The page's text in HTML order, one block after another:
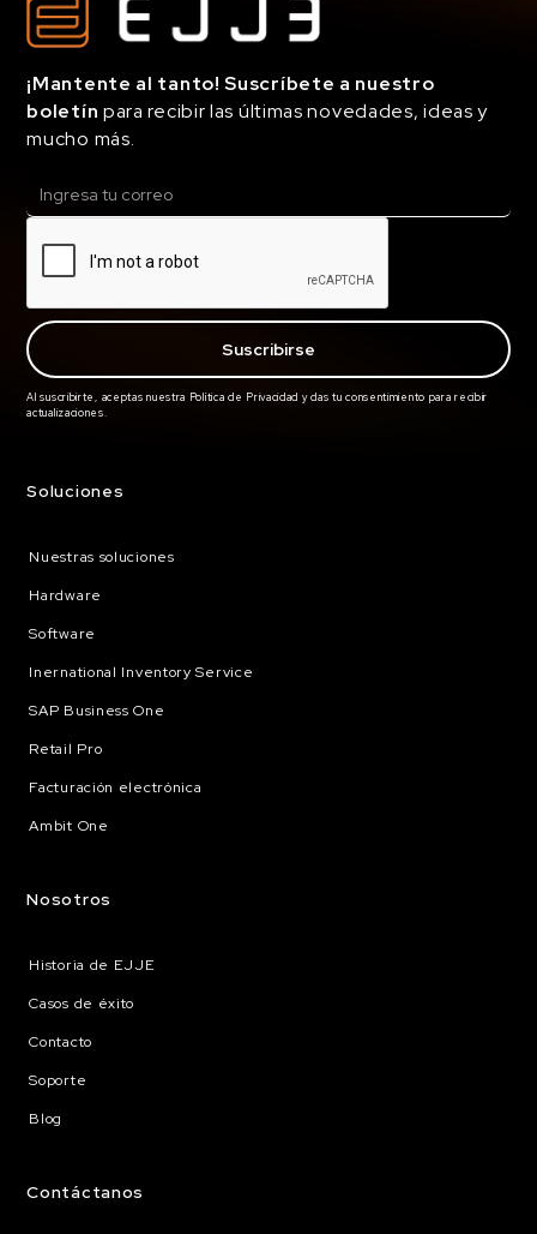
¡Mantente al tanto! Suscríbete a nuestro
boletín para recibir las últimas novedades, ideas y
mucho más.
Al suscribirte, aceptas nuestra Política de Privacidad y das tu consentimiento para recibir
actualizaciones.
Soluciones
Nuestras soluciones
Hardware
Software
Inernational Inventory Service
SAP Business One
Retail Pro
Facturación electrónica
Ambit One
Nosotros
Historia de EJJE
Casos de éxito
Contacto
Soporte
Blog
Contáctanos